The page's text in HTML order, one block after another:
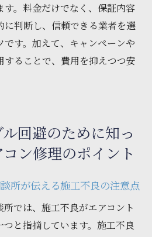
す。料金だけでなく、保証内容
に判断し、信頼できる業者を選
す。加えて、キャンペーンや
ることで、費用を抑えつつ安
回避のために知っ
ン修理のポイント
所が伝える施工不良の注意点
では、施工不良がエアコント
つと指摘しています。施工不良